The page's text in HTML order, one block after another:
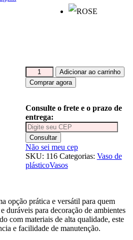
Vaso
plástico
coluna
degrau
A
39cm
x
L
35cm
x
Base
quantidade
Adicionar ao carrinho
Comprar agora
Consulte o frete e o prazo de
entrega:
Consultar
Não sei meu cep
SKU: 116 Categorias: Vaso de
plásticoVasos
opção prática e versátil para quem
duráveis para decoração de ambientes
com materiais de alta qualidade, este
e facilidade de manutenção.